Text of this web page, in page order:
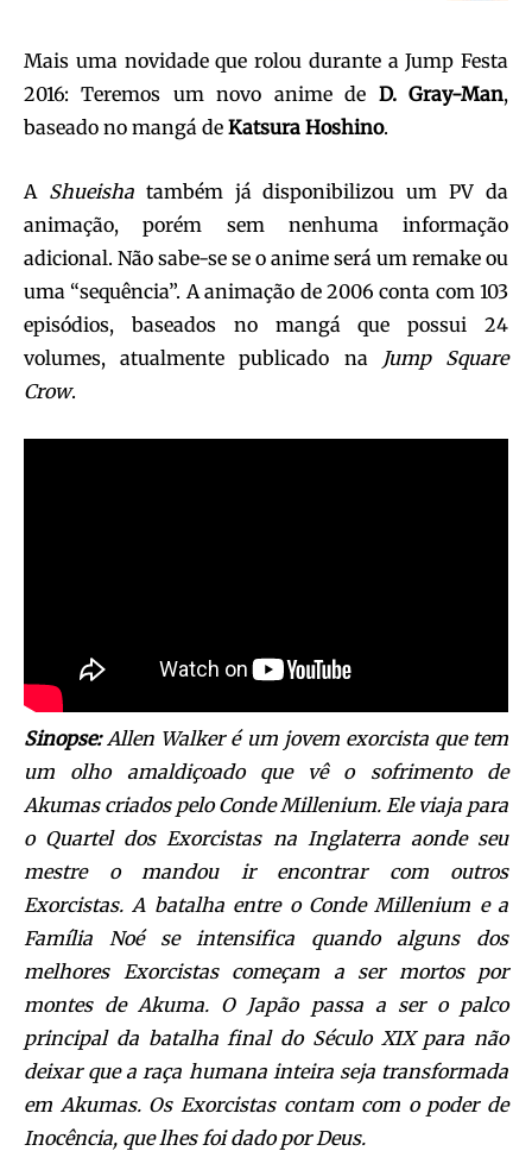
Mais uma novidade que rolou durante a Jump Festa
2016: Teremos um novo anime de D. Gray-Man,
baseado no mangá de Katsura Hoshino.
A Shueishatambém já disponibilizou um PV da
animação, porém sem nenhuma informação
adicional. Não sabe-se se o anime será um remake ou
uma “sequência”. A animação de 2006 conta com 103
episódios, baseados no mangá que possui 24
volumes, atualmente publicado na
Jump Square
Crow.
Sinopse:Allen Walker é um jovem exorcista que tem
um olho amaldiçoado que vê o sofrimento de
Akumas criados pelo Conde Millenium. Ele viaja para
o Quartel dos Exorcistas na Inglaterra aonde seu
mestre o mandou ir encontrar com outros
Exorcistas. A batalha entre o Conde Millenium e a
Família Noé se intensifica quando alguns dos
melhores Exorcistas começam a ser mortos por
montes de Akuma. O Japão passa a ser o palco
principal da batalha final do Século XIX para não
deixar que a raça humana inteira seja transformada
em Akumas. Os Exorcistas contam com o poder de
Inocência, que lhes foi dado por Deus.